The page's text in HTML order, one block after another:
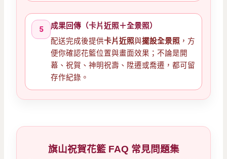
5
成果回傳（卡片近照＋全景照）
配送完成後提供卡片近照與擺設全景照 ，方
便你確認花籃位置與畫面效果；不論是開
幕、祝賀、神明祝壽、陞遷或喬遷，都可留
存作紀錄。
旗山祝賀花籃 FAQ 常見問題集